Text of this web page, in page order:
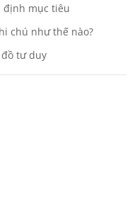
định mục tiêu
chú như thế nào?
tư duy